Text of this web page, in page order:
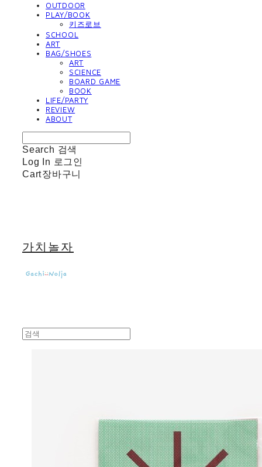
OUTDOOR
PLAY/BOOK
키즈로브
SCHOOL
ART
BAG/SHOES
ART
SCIENCE
BOARD GAME
BOOK
LIFE/PARTY
REVIEW
ABOUT
Search 검색
Log In 로그인
Cart장바구니
가치놀자